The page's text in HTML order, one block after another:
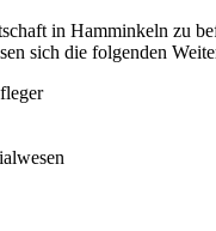
in Hamminkeln zu
sich die folgenden